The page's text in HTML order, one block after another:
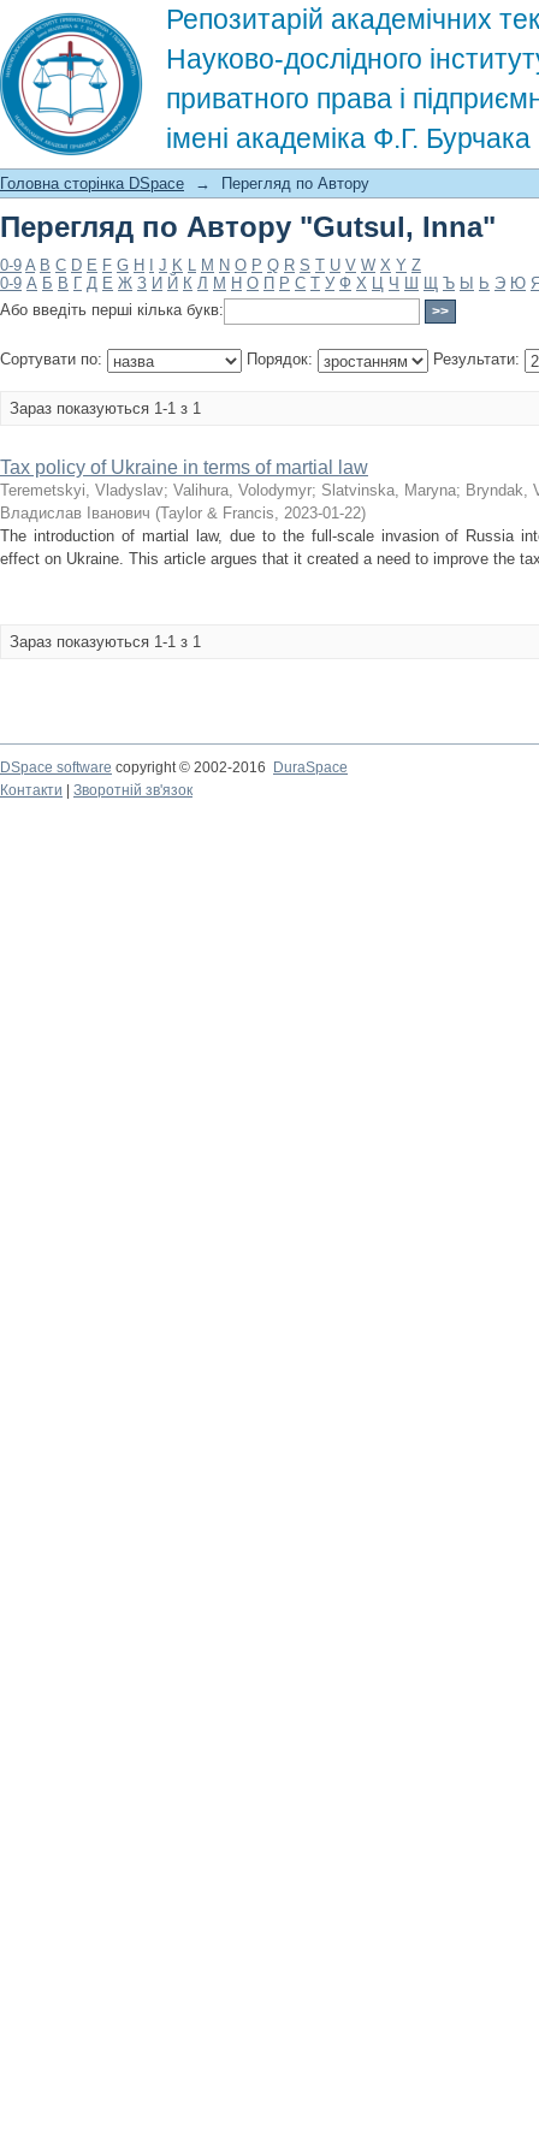
Репозитарій академічних
Науково-дослідного
приватного права і
імені академіка Ф.Г.
Перегляд по Автору "Gutsul, Inna"
Головна сторінка DSpace → Перегляд по Автору
Перегляд по Автору "Gutsul, Inna"
0-9 A B C D E F G H J K L M N O P Q R S T U V W X Y Z
0-9 А Б В Г Д Е Ж З И Й К Л М Н О П Р С Т У Ф Х Ц Ч Ш Щ Ъ Ы Ь Э Ю
Або введіть перші кілька букв:
Сортувати по: Порядок: Результати:
Зараз показуються 1-1 з 1
Tax policy of Ukraine in terms of martial law
Teremetskyi, Vladyslav; Valihura, Volodymyr; Slatvinska, Maryna; Bryndak,
Владислав Іванович (Taylor & Francis, 2023-01-22)
The introduction of martial law, due to the full-scale invasion of Russia
effect on Ukraine. This article argues that it created a need to improve the
Зараз показуються 1-1 з 1
DSpace software copyright © 2002-2016
DuraSpace
Контакти
Зворотній зв'язок